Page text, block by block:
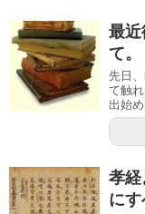
最近
て。
先日
て触
出始
孝経
にす